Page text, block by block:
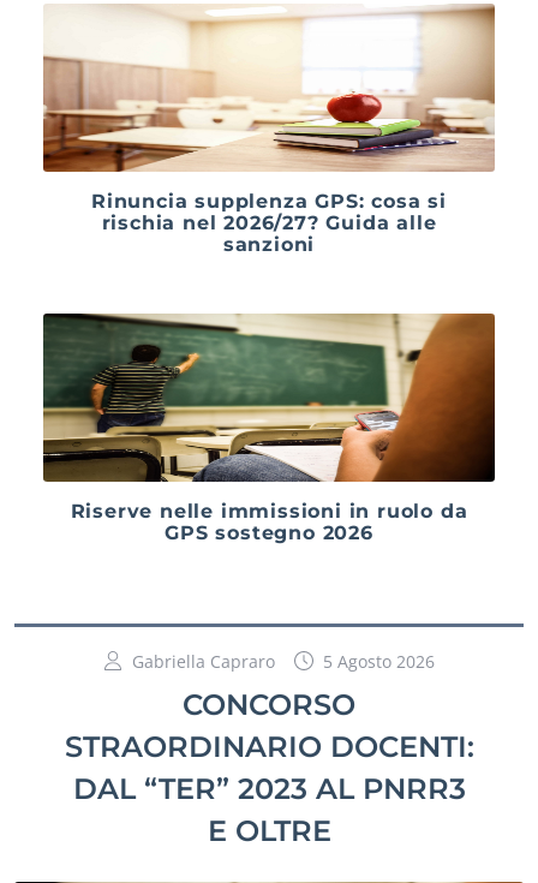
Rinuncia supplenza GPS: cosa si
rischia nel 2026/27? Guida alle
sanzioni
Riserve nelle immissioni in ruolo da
GPS sostegno 2026
Gabriella Capraro 5 Agosto 2026
CONCORSO
STRAORDINARIO DOCENTI:
DAL “TER” 2023 AL PNRR3
E OLTRE